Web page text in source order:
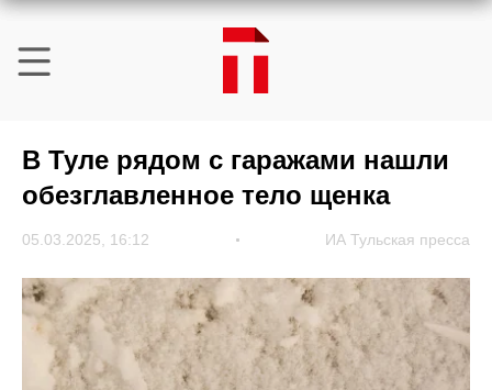
В Туле рядом с гаражами нашли
обезглавленное тело щенка
05.03.2025, 16:12 ИА Тульская пресса